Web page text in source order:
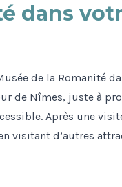
dans
de la Romanité
de Nîmes, juste à
Après une
visitant d’autres